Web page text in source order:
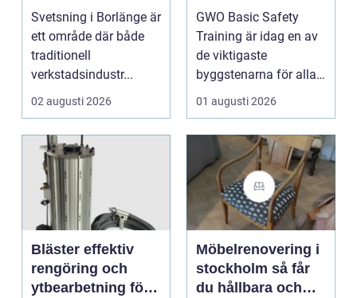
konstruktion
Svetsning i Borlänge är
ett område där både
traditionell
verkstadsindustr...
02 augusti 2026
vindkraftsbransch
en
GWO Basic Safety
Training är idag en av
de viktigaste
byggstenarna för alla
som vill arbet...
01 augusti 2026
Bläster effektiv
rengöring och
ytbearbetning för
Möbelrenovering i
stockholm så får
du hållbara och